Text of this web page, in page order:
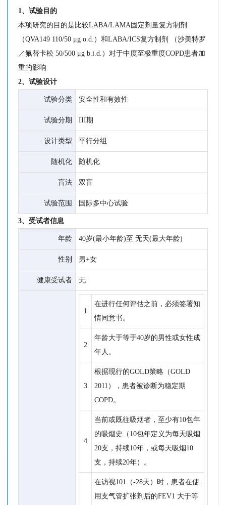
1、试验目的
本项研究的目的是比较LABA/LAMA固定剂量复方制剂
（QVA149 110/50 μg o.d.）和LABA/ICS复方制剂 （沙美特罗
／氟替卡松 50/500 μg b.i.d.）对于中度至极重度COPD患者加
重的影响
2、试验设计
试验分类 安全性和有效性
试验分期 III期
设计类型 平行分组
随机化 随机化
盲法 双盲
试验范围 国际多中心试验
3、受试者信息
年龄 40岁(最小年龄)至 无天(最大年龄)
性别 男+女
健康受试者 无
1
在进行任何评估之前，必须签署知
情同意书。
2
年龄大于等于40岁的男性或女性成
年人。
3
根据现行的GOLD策略（GOLD
2011），患者被诊断为稳定期
COPD。
4
当前或既往吸烟者，至少有10包年
的吸烟史（10包年定义为每天吸烟
20支，持续10年，或每天吸烟10
支，持续20年）。
在访视101（-28天）时，患者在使
用支气管扩张剂后的FEV1 大于等